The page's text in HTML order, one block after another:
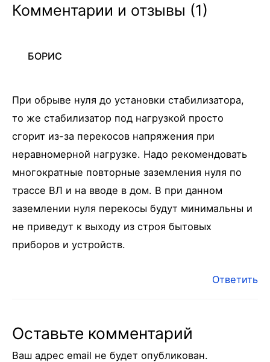
Комментарии и отзывы (1)
БОРИС
При обрыве нуля до установки стабилизатора,
то же стабилизатор под нагрузкой просто
сгорит из-за перекосов напряжения при
неравномерной нагрузке. Надо рекомендовать
многократные повторные заземления нуля по
трассе ВЛ и на вводе в дом. В при данном
заземлении нуля перекосы будут минимальны и
не приведут к выходу из строя бытовых
приборов и устройств.
Ответить
Оставьте комментарий
Ваш адрес email не будет опубликован.